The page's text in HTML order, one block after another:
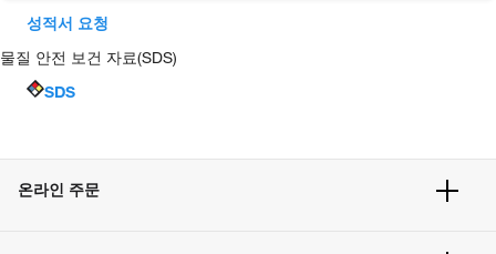
성적서 요청
물질 안전 보건 자료(SDS)
SDS
온라인 주문